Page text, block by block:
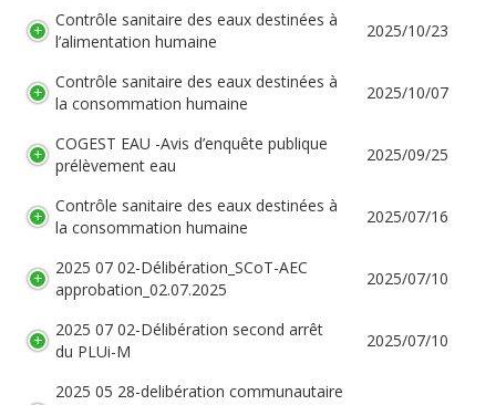
Contrôle sanitaire des eaux destinées à
l’alimentation humaine
2025/10/23
Contrôle sanitaire des eaux destinées à
la consommation humaine
2025/10/07
COGEST EAU -Avis d’enquête publique
prélèvement eau
2025/09/25
Contrôle sanitaire des eaux destinées à
la consommation humaine
2025/07/16
2025 07 02-Délibération_SCoT-AEC
approbation_02.07.2025
2025/07/10
2025 07 02-Délibération second arrêt
du PLUi-M
2025/07/10
2025 05 28-delibération communautaire